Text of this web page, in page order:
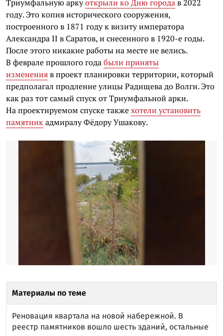
Триумфальную аркуоткрыли ко Дню городав 2022
году. Это копия исторического сооружения,
построенного в 1871 году к визиту императора
Александра II в Саратов, и снесенного в 1920-е годы.
После этого никакие работы на месте не велись.
В феврале прошлого годабыли приняты
измененияв проект планировки территории, который
предполагал продление улицы Радищева до Волги. Это
как раз тот самый спуск от Триумфальной арки.
На проектируемом спуске такжехотели установить
памятникадмиралу Фёдору Ушакову.
Материалы по теме
Реновация квартала на новой набережной. В
реестр памятников вошло шесть зданий, остальные